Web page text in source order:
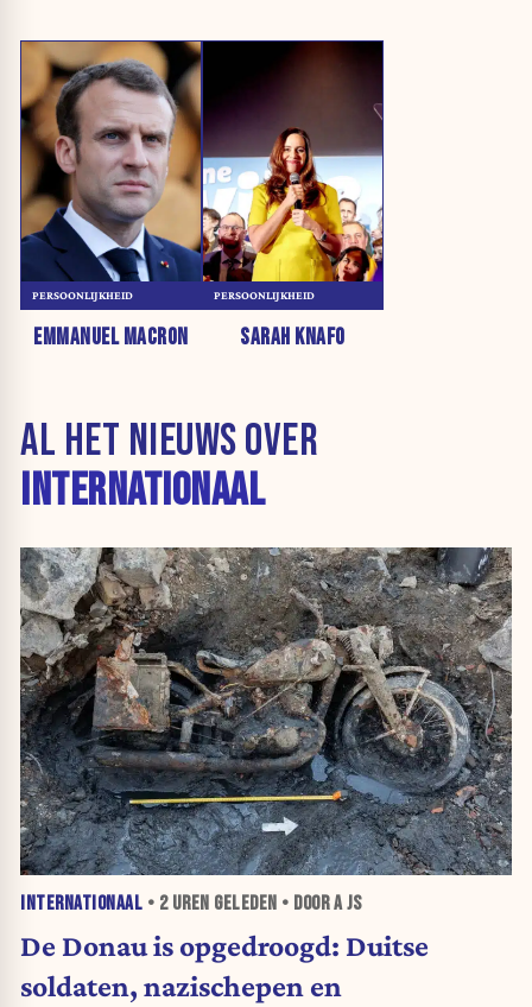
EMMANUEL MACRON
PERSOONLIJKHEID
SARAH KNAFO
PERSOONLIJKHEID
AL HET NIEUWS OVER
INTERNATIONAAL
INTERNATIONAAL • 2 UREN GELEDEN • DOOR A JS
De Donau is opgedroogd: Duitse
soldaten, nazischepen en